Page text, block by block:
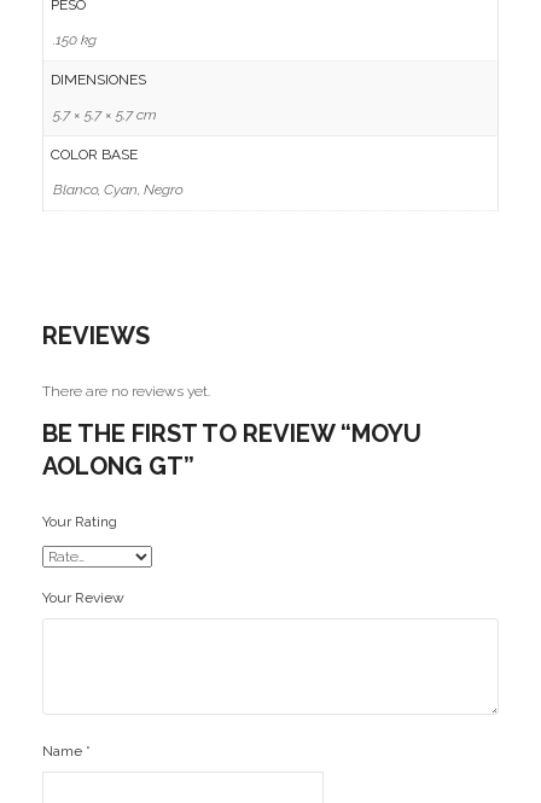
PESO
.150 kg
DIMENSIONES
5.7 × 5.7 × 5.7 cm
COLOR BASE
Blanco, Cyan, Negro
REVIEWS
There are no reviews yet.
BE THE FIRST TO REVIEW “MOYU
AOLONG GT”
Your Rating
Your Review
Name *